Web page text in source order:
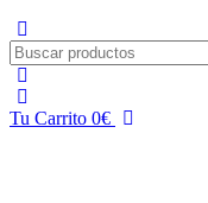
Tu Carrito 0€